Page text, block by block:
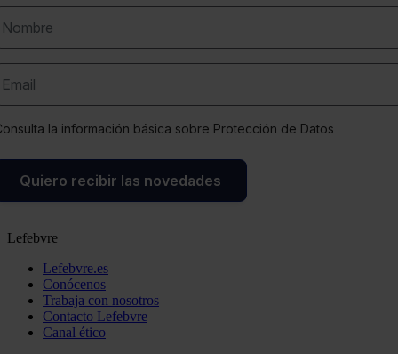
la información básica sobre Protección de Datos
Quiero recibir las novedades
Lefebvre
Lefebvre.es
Conócenos
Trabaja con nosotros
Contacto Lefebvre
Canal ético